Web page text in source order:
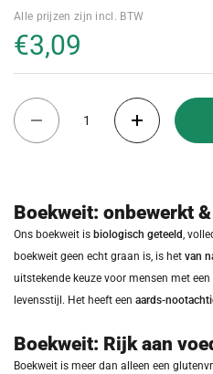
Alle prijzen zijn incl. BTW
€3,09
Aantal
Boekweit: onbewerkt
Ons boekweit is biologisch geteeld,
boekweit geen echt graan is, is het van
uitstekende keuze voor mensen met
levensstijl. Het heeft een aards-
Boekweit: Rijk aan
Boekweit is meer dan alleen een